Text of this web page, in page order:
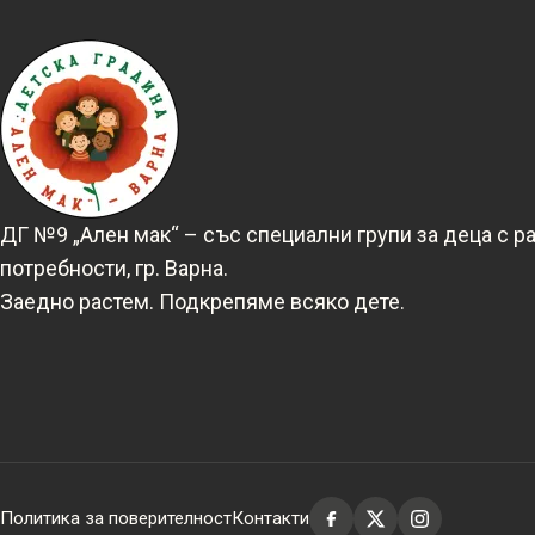
ДГ №9 „Ален мак“ – със специални групи за деца с
потребности, гр. Варна.
Заедно растем. Подкрепяме всяко дете.
Политика за поверителностКонтакти